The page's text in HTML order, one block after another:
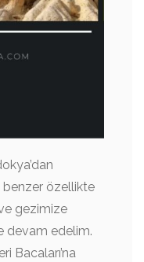
benzer özellikte
gezimize
devam edelim.
Bacaları’na